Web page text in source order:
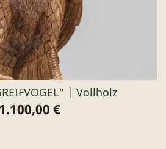
| Vollholz
Preis
1.100,00 €